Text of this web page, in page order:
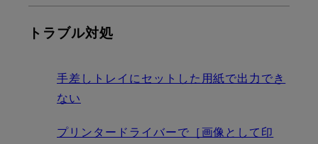
トラブル対処
手差しトレイにセットした用紙で出力でき
ない
プリンタードライバーで［画像として印